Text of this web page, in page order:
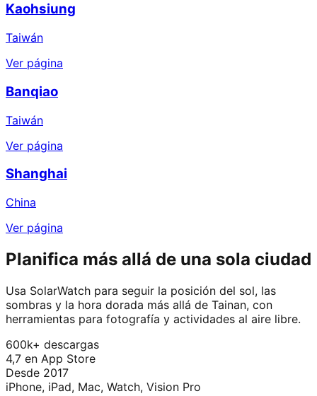
Kaohsiung
Taiwán
Ver página
Banqiao
Taiwán
Ver página
Shanghai
China
Ver página
Planifica más allá de una sola ciudad
Usa SolarWatch para seguir la posición del sol, las
sombras y la hora dorada más allá de Tainan, con
herramientas para fotografía y actividades al aire libre.
600k+ descargas
4,7 en App Store
Desde 2017
iPhone, iPad, Mac, Watch, Vision Pro